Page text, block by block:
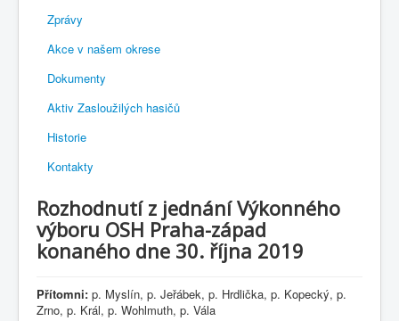
Zprávy
Akce v našem okrese
Dokumenty
Aktiv Zasloužilých hasičů
Historie
Kontakty
Rozhodnutí z jednání Výkonného
výboru OSH Praha-západ
konaného dne 30. října 2019
Přítomni: p. Myslín, p. Jeřábek, p. Hrdlička, p. Kopecký, p.
Zrno, p. Král, p. Wohlmuth, p. Vála